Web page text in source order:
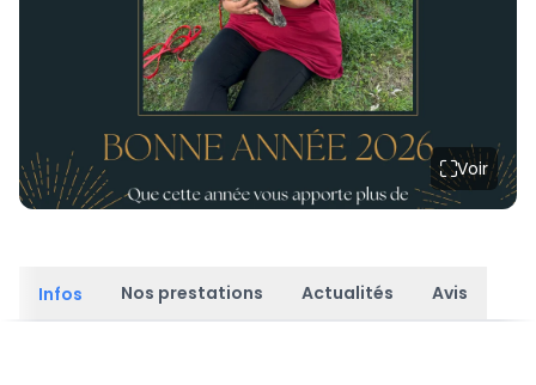
Voir
Infos Nos prestations Actualités Avis